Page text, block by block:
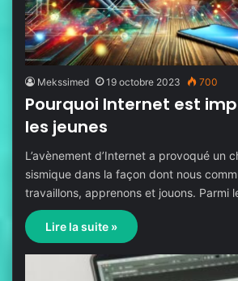
Mekssimed 19 octobre 2023 700
Pourquoi Internet est
les jeunes
L’avènement d’Internet a provoqué un
sismique dans la façon dont nous
travaillons, apprenons et jouons. Parmi
Lire la suite »